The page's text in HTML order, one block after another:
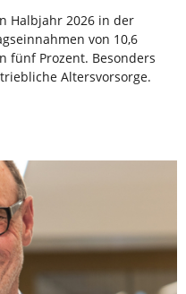
Halbjahr 2026 in der
von 10,6
fünf Prozent. Besonders
Altersvorsorge.